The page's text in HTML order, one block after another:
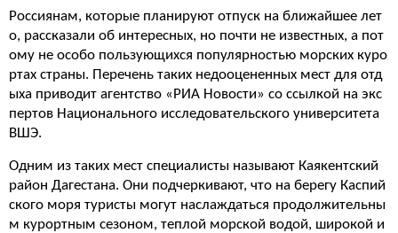
Россиянам, которые планируют отпуск на ближайшее лет
о, рассказали об интересных, но почти не известных, а пот
ому не особо пользующихся популярностью морских куро
ртах страны. Перечень таких недооцененных мест для отд
ыха приводит агентство «РИА Новости» со ссылкой на экс
пертов Национального исследовательского университета
ВШЭ.
Одним из таких мест специалисты называют Каякентский
район Дагестана. Они подчеркивают, что на берегу Каспий
ского моря туристы могут наслаждаться продолжительны
м курортным сезоном, теплой морской водой, широкой и